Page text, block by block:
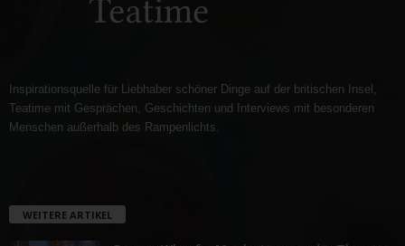
Inspirationsquelle für Liebhaber schöner Dinge auf der britischen Insel,
Teatime mit Gesprächen, Geschichten und Interviews mit besonderen
Menschen außerhalb des Rampenlichts.
WEITERE ARTIKEL